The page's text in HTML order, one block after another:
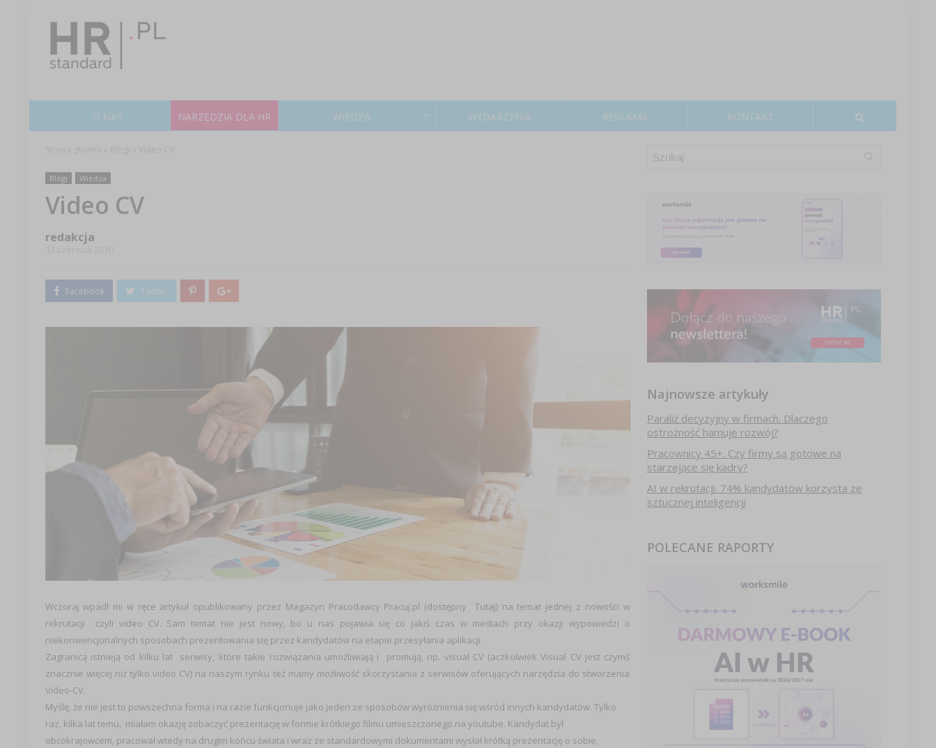
O NAS NARZĘDZIA DLA HR WIEDZA WYDARZENIA REKLAMA KONTAKT
Blogi Wiedza
Video CV
redakcja
Wczoraj wpadł mi w ręce artykuł opublikowany przez Magazyn Pracodawcy Pracuj.pl (dostępny Tutaj) na temat jednej z nowości w
rekrutacji czyli video CV. Sam temat nie jest nowy, bo u nas pojawia się co jakiś czas w mediach przy okazji wypowiedzi o
niekonwencjonalnych sposobach prezentowania się przez kandydatów na etapie przesyłania aplikacji.
Zagranicą istnieją od kilku lat serwisy, które takie rozwiązania umożliwiają i promują, np. visual CV (aczkolwiek Visual CV jest czymś
znacznie więcej niż tylko video CV) na naszym rynku też mamy możliwość skorzystania z serwisów oferujących narzędzia do stworzenia
Video-CV.
Myślę, że nie jest to powszechna forma i na razie funkcjonuje jako jeden ze sposobów wyróżnienia się wśród innych kandydatów. Tylko
raz, kilka lat temu, miałam okazję zobaczyć prezentację w formie krótkiego filmu umieszczonego na youtube. Kandydat był
obcokrajowcem, pracował wtedy na drugim końcu świata i wraz ze standardowymi dokumentami wysłał krótką prezentację o sobie,
Najnowsze artykuły
Paraliż decyzyjny w firmach. Dlaczego
ostrożność hamuje rozwój?
Pracownicy 45+. Czy firmy są gotowe na
starzejące się kadry?
AI w rekrutacji. 74% kandydatów korzysta ze
sztucznej inteligencji
POLECANE RAPORTY